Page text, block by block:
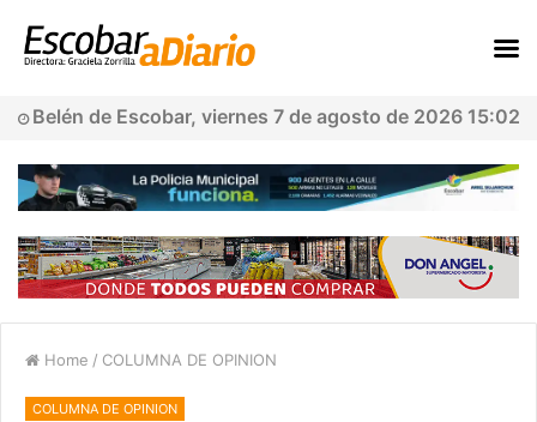
Belén de Escobar, viernes 7 de agosto de 2026 15:02
Home / COLUMNA DE OPINION
COLUMNA DE OPINION